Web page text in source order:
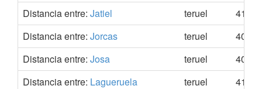
Distancia entre: Jatiel teruel
Distancia entre: Jorcas teruel
Distancia entre: Josa teruel
Distancia entre: Lagueruela teruel